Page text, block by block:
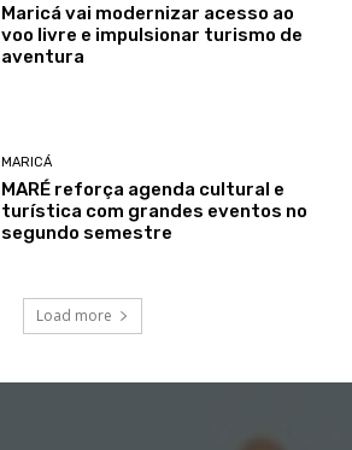
Maricá vai modernizar acesso ao
voo livre e impulsionar turismo de
aventura
MARICÁ
MARÉ reforça agenda cultural e
turística com grandes eventos no
segundo semestre
Load more